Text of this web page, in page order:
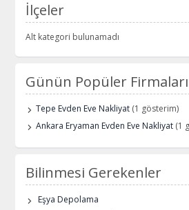
İlçeler
Alt kategori bulunamadı
Günün Popüler Firmaları
Tepe Evden Eve Nakliyat (1 gösterim)
Ankara Eryaman Evden Eve Nakliyat (1
Bilinmesi Gerekenler
Eşya Depolama